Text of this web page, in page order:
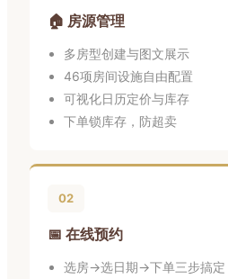
🏠 房源管理
多房型创建与图文展示
46项房间设施自由配置
可视化日历定价与库存
下单锁库存，防超卖
02
📅 在线预约
选房→选日期→下单三步搞定